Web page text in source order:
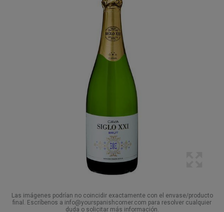
Las imágenes podrían no coincidir exactamente con el envase/producto
final. Escríbenos a info@yourspanishcorner.com para resolver cualquier
duda o solicitar más información.